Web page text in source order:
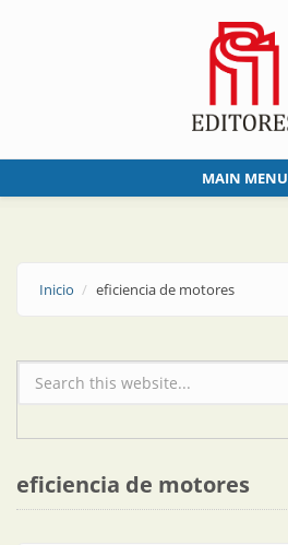
MAIN MENU
Inicio eficiencia de motores
Formulario de búsqueda
eficiencia de motores